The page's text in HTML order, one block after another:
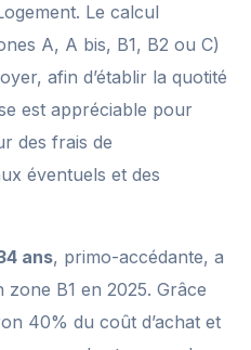
Le calcul
A, A bis, B1, B2 ou C)
afin d’établir la quotité
est appréciable pour
des frais de
éventuels et des
ans, primo-accédante, a
B1 en 2025. Grâce
40% du coût d’achat et